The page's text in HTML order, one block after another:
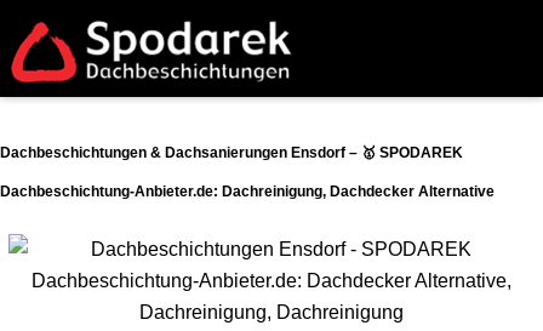
Dachbeschichtungen & Dachsanierungen Ensdorf – 🥇 SPODAREK
Dachbeschichtung-Anbieter.de: Dachreinigung, Dachdecker Alternative